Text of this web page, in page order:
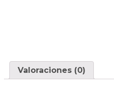
Valoraciones (0)